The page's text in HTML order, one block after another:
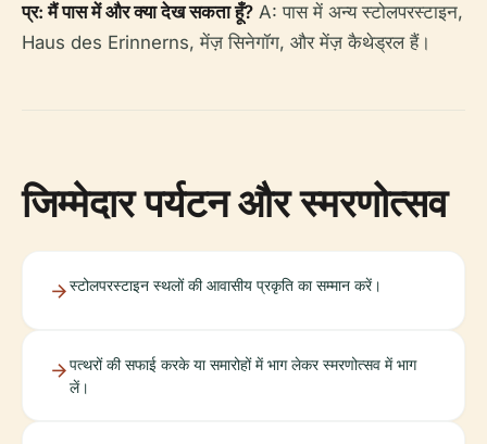
प्र: मैं पास में और क्या देख सकता हूँ? A: पास में अन्य स्टोलपरस्टाइन,
Haus des Erinnerns, मेंज़ सिनेगॉग, और मेंज़ कैथेड्रल हैं।
जिम्मेदार पर्यटन और स्मरणोत्सव
स्टोलपरस्टाइन स्थलों की आवासीय प्रकृति का सम्मान करें।
पत्थरों की सफाई करके या समारोहों में भाग लेकर स्मरणोत्सव में भाग
लें।